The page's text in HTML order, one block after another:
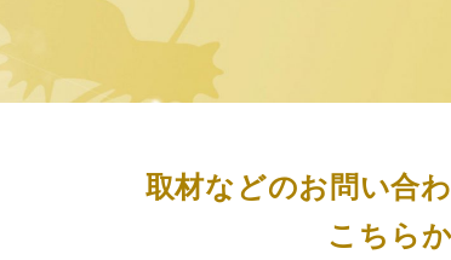
取材などのお問い合
こちら